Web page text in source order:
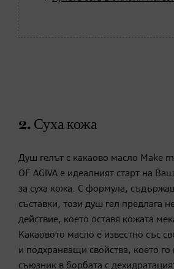
2. Суха кожа
Душ гелът с какаово масло Make
OF AGIVA е идеалният старт на
за суха кожа. С формула,
съставки, този душ гел предлага
действие, което оставя кожата
Какаовото масло е известно със
и подхранващи свойства, което
съюзник в борбата с